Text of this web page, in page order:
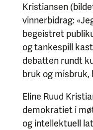
Kristiansen
vinnerbidrag:
begeistret
og tankespill
debatten rundt
bruk og
Eline Ruud
demokratiet i
og intellektuell